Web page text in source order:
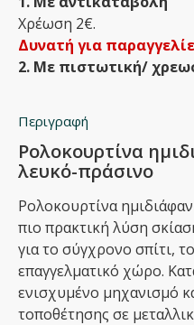
Χρέωση 2€.
Δυνατή για
2. Με πιστωτική/
Περιγραφή
Ρολοκουρτίνα
λευκό-πράσινο
Ρολοκουρτίνα
πιο πρακτική λύση
για το σύγχρονο σπίτι,
επαγγελματικό χώρο.
ενισχυμένο μηχανισμό
τοποθέτησης σε